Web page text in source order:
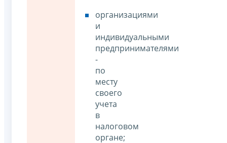
организациями
и
индивидуальными
предпринимателями
-
по
месту
своего
учета
в
налоговом
органе;